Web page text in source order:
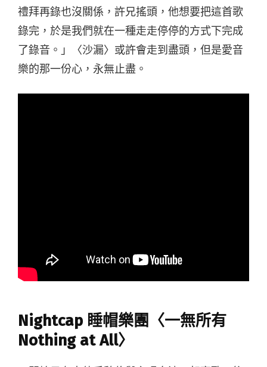
禮拜再錄也沒關係，許兄搖頭，他想要把這首歌
錄完，於是我們就在一種走走停停的方式下完成
了錄音。」〈沙漏〉或許會走到盡頭，但是愛音
樂的那一份心，永無止盡。
Nightcap 睡帽樂團〈一無所有
Nothing at All〉